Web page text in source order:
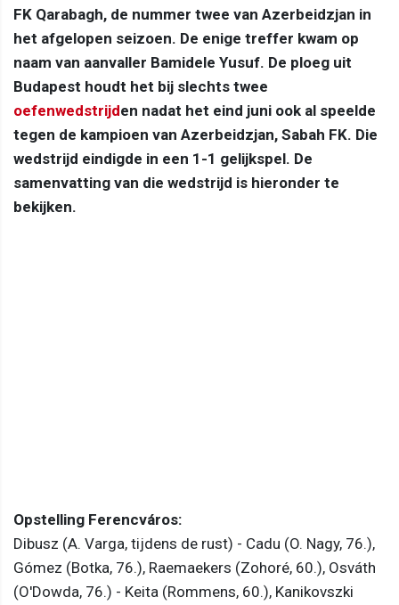
FK Qarabagh, de nummer twee van Azerbeidzjan in
het afgelopen seizoen. De enige treffer kwam op
naam van aanvaller Bamidele Yusuf. De ploeg uit
Budapest houdt het bij slechts twee
oefenwedstrijden nadat het eind juni ook al speelde
tegen de kampioen van Azerbeidzjan, Sabah FK. Die
wedstrijd eindigde in een 1-1 gelijkspel. De
samenvatting van die wedstrijd is hieronder te
bekijken.
Opstelling Ferencváros:
Dibusz (A. Varga, tijdens de rust) - Cadu (O. Nagy, 76.),
Gómez (Botka, 76.), Raemaekers (Zohoré, 60.), Osváth
(O'Dowda, 76.) - Keita (Rommens, 60.), Kanikovszki